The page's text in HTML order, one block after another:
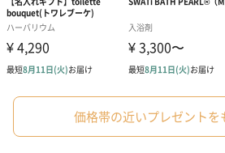
包装紙
ラッピングを施してお届けいたします。
価格帯の近いプレゼントを